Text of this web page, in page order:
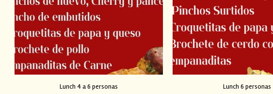
Lunch 4 a 6 personas Lunch 6 personas